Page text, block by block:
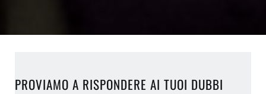
PROVIAMO A RISPONDERE AI TUOI DUBBI